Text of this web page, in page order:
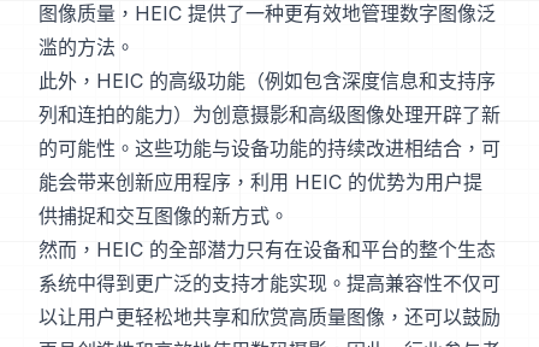
图像质量，HEIC 提供了一种更有效地管理数字图像泛
滥的方法。
此外，HEIC 的高级功能（例如包含深度信息和支持序
列和连拍的能力）为创意摄影和高级图像处理开辟了新
的可能性。这些功能与设备功能的持续改进相结合，可
能会带来创新应用程序，利用 HEIC 的优势为用户提
供捕捉和交互图像的新方式。
然而，HEIC 的全部潜力只有在设备和平台的整个生态
系统中得到更广泛的支持才能实现。提高兼容性不仅可
以让用户更轻松地共享和欣赏高质量图像，还可以鼓励